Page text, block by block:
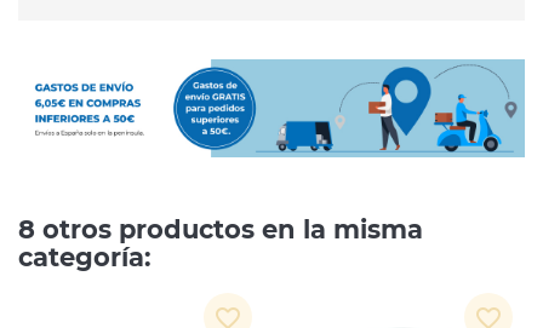
8 otros productos en la misma
categoría:
favorite_border favorite_border